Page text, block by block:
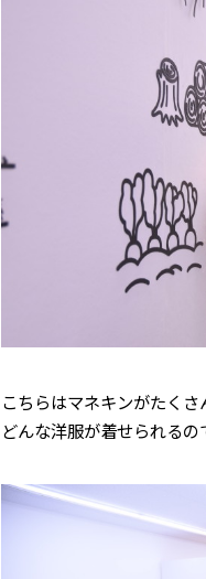
こちらはマネキンがたくさ
どんな洋服が着せられるの